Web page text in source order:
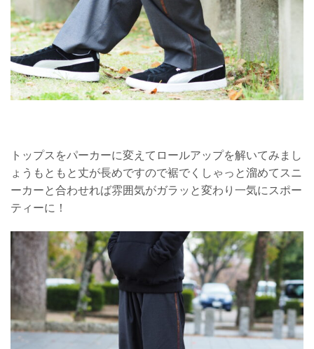
トップスをパーカーに変えてロールアップを解いてみまし
ょうもともと丈が長めですので裾でくしゃっと溜めてスニ
ーカーと合わせれば雰囲気がガラッと変わり一気にスポー
ティーに！